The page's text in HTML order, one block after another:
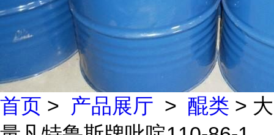
首页 > 产品展厅 > 醌类 > 大